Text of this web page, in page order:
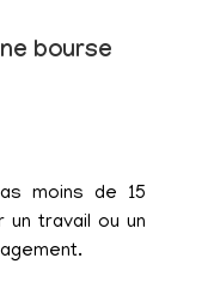
bourse
moins de 15
un travail ou un